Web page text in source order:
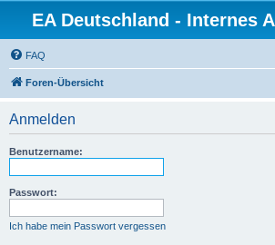
EA Deutschland - Internes
FAQ
Foren-Übersicht
Anmelden
Benutzername:
Passwort:
Ich habe mein Passwort vergessen